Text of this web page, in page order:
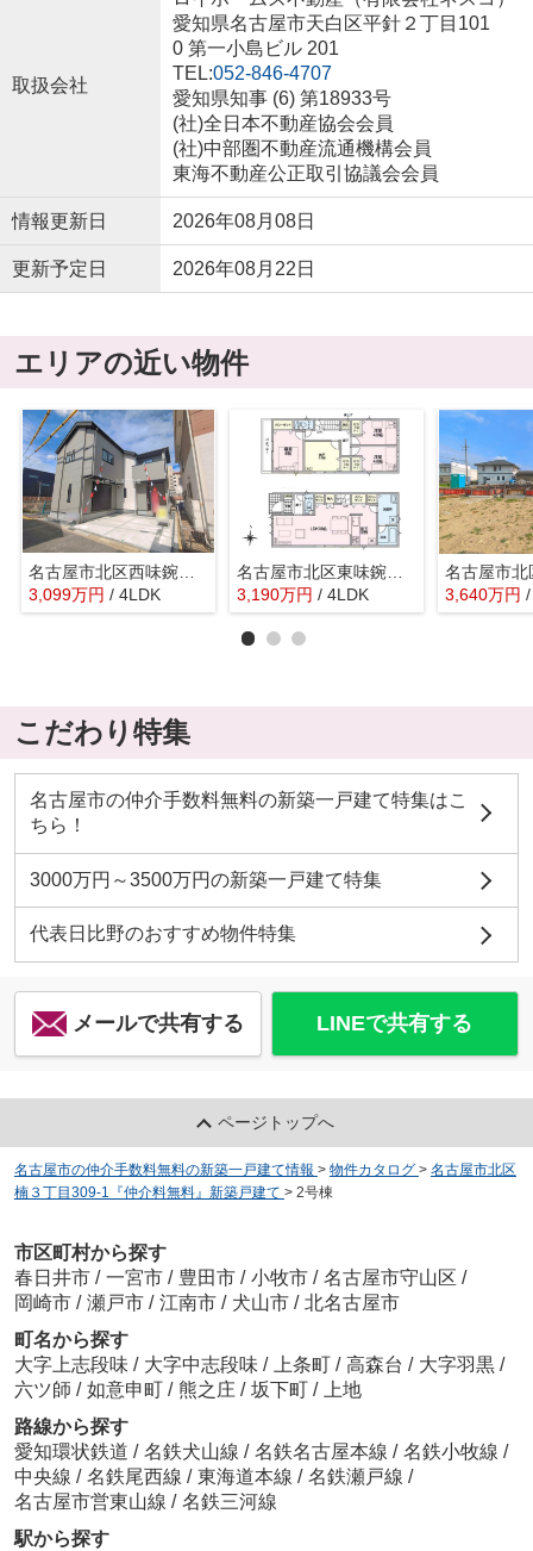
取扱会社
愛知県名古屋市天白区平針２丁目101
0 第一小島ビル 201
TEL:052-846-4707
愛知県知事 (6) 第18933号
(社)全日本不動産協会会員
(社)中部圏不動産流通機構会員
東海不動産公正取引協議会会員
情報更新日 2026年08月08日
更新予定日 2026年08月22日
エリアの近い物件
名古屋市北区西味鋺３丁目652『仲介料無料』新築戸建て
3,099万円 / 4LDK
名古屋市北区東味鋺３丁目1001『仲介料無料』新築戸建て
3,190万円 / 4LDK 3,640万円
こだわり特集
名古屋市の仲介手数料無料の新築一戸建て特集はこ
ちら！
3000万円～3500万円の新築一戸建て特集
代表日比野のおすすめ物件特集
メールで共有する LINEで共有する
ページトップへ
名古屋市の仲介手数料無料の新築一戸建て情報 > 物件カタログ > 名古屋市北区
楠３丁目309-1『仲介料無料』新築戸建て > 2号棟
市区町村から探す
春日井市 / 一宮市 / 豊田市 / 小牧市 / 名古屋市守山区 /
岡崎市 / 瀬戸市 / 江南市 / 犬山市 / 北名古屋市
町名から探す
大字上志段味 / 大字中志段味 / 上条町 / 高森台 / 大字羽黒 /
六ツ師 / 如意申町 / 熊之庄 / 坂下町 /
上地
路線から探す
愛知環状鉄道 / 名鉄犬山線 / 名鉄名古屋本線 / 名鉄小牧線 /
中央線 / 名鉄尾西線 / 東海道本線 / 名鉄瀬戸線 /
名古屋市営東山線 / 名鉄三河線
駅から探す